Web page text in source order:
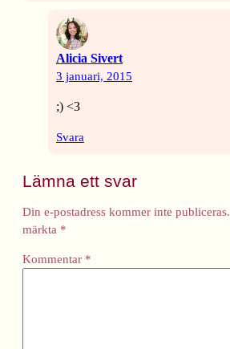
Alicia Sivert
3 januari, 2015
;) <3
Svara
Lämna ett svar
Din e-postadress kommer inte publiceras.
märkta *
Kommentar *